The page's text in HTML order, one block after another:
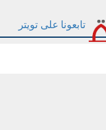
تابعونا على تويتر